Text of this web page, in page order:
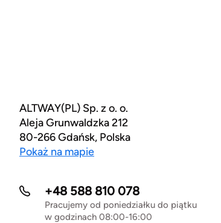
ALTWAY(PL) Sp. z o. o.
Aleja Grunwaldzka 212
80-266 Gdańsk, Polska
Pokaż na mapie
+48 588 810 078
Pracujemy od poniedziałku do piątku
w godzinach 08:00-16:00